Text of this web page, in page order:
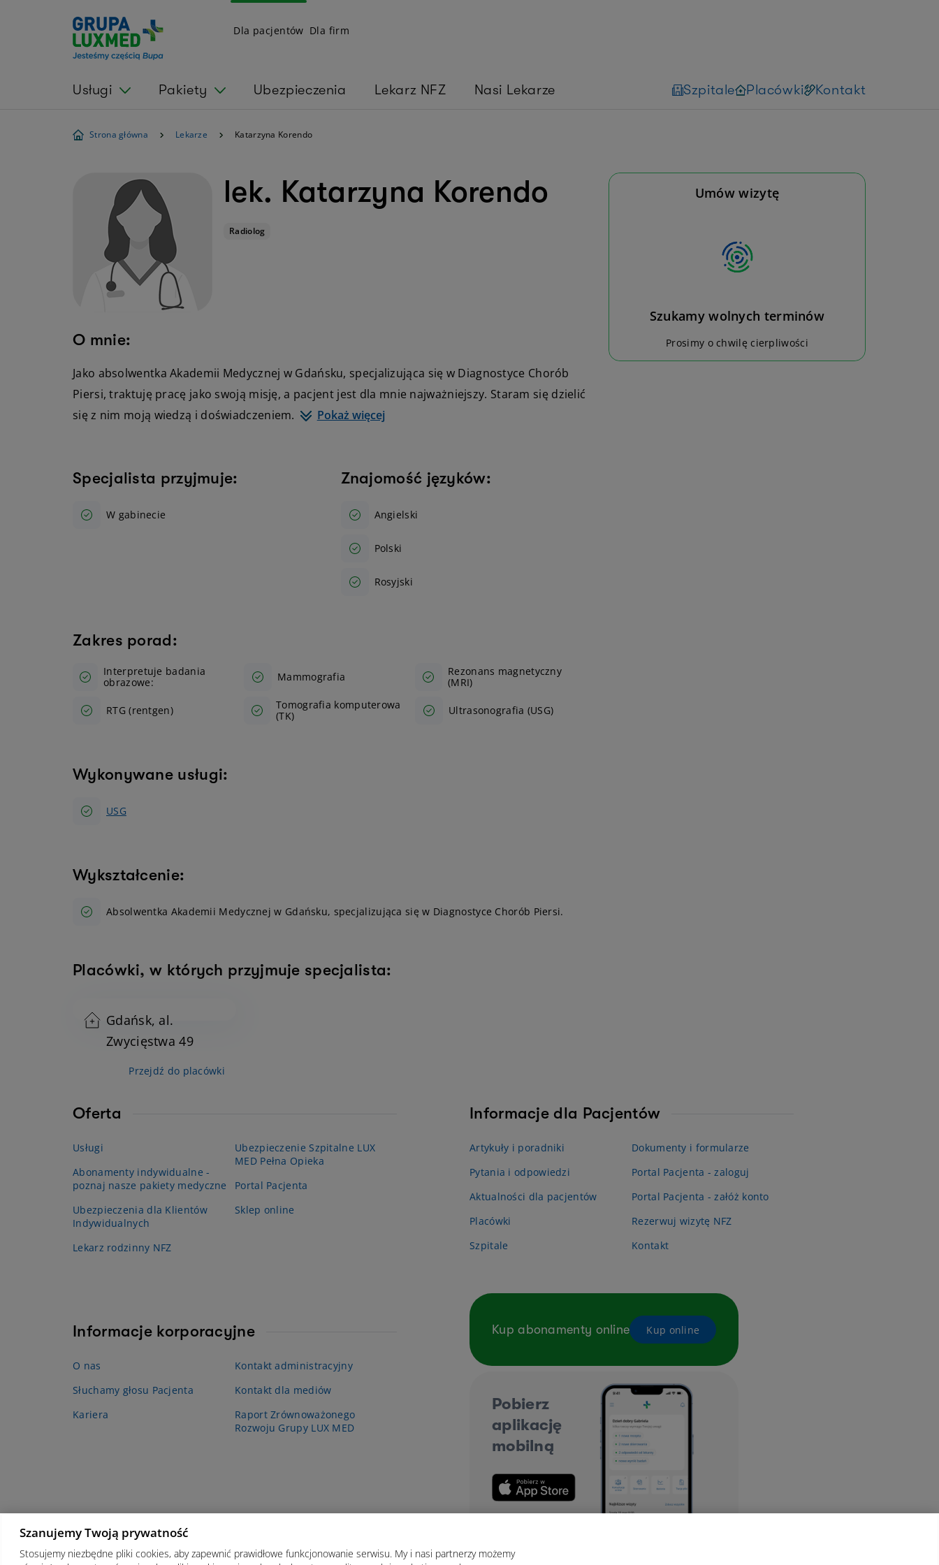
Dla pacjentów Dla firm
Usługi Pakiety Ubezpieczenia Lekarz NFZ Nasi Lekarze Szpitale Placówki Kontakt
Strona główna Lekarze Katarzyna Korendo
lek. Katarzyna Korendo
Radiolog
O mnie:
Jako absolwentka Akademii Medycznej w Gdańsku, specjalizująca się w Diagnostyce Chorób
Piersi, traktuję pracę jako swoją misję, a pacjent jest dla mnie najważniejszy. Staram się dzielić
się z nim moją wiedzą i doświadczeniem.
Pokaż więcej
Specjalista przyjmuje:
W gabinecie
Znajomość języków:
Angielski
Polski
Rosyjski
Zakres porad:
Interpretuje badania
obrazowe:
Mammografia
Rezonans magnetyczny
(MRI)
RTG (rentgen)
Tomografia komputerowa
(TK)
Ultrasonografia (USG)
Wykonywane usługi:
USG
Wykształcenie:
Absolwentka Akademii Medycznej w Gdańsku, specjalizująca się w Diagnostyce Chorób Piersi.
Placówki, w których przyjmuje specjalista:
Gdańsk, al.
Zwycięstwa 49
Przejdź do placówki
Umów wizytę
Szukamy wolnych terminów
Prosimy o chwilę cierpliwości
Niestety, nie możemy wyświetlić
na infolinię
Umów wizytę
Oferta
Usługi
Abonamenty indywidualne -
poznaj nasze pakiety medyczne
Ubezpieczenia dla Klientów
Indywidualnych
Lekarz rodzinny NFZ
Ubezpieczenie Szpitalne LUX
MED Pełna Opieka
Portal Pacjenta
Sklep online
Informacje dla Pacjentów
Artykuły i poradniki
Pytania i odpowiedzi
Aktualności dla pacjentów
Placówki
Szpitale
Dokumenty i formularze
Portal Pacjenta - zaloguj
Portal Pacjenta - załóż konto
Rezerwuj wizytę NFZ
Kontakt
Informacje korporacyjne
O nas
Słuchamy głosu Pacjenta
Kariera
Kontakt administracyjny
Kontakt dla mediów
Raport Zrównoważonego
Rozwoju Grupy LUX MED
Kup abonamenty online Kup online
Pobierz
aplikację
mobilną
Szanujemy Twoją prywatność
Stosujemy niezbędne pliki cookies, aby zapewnić prawidłowe funkcjonowanie serwisu. My i nasi partnerzy możemy